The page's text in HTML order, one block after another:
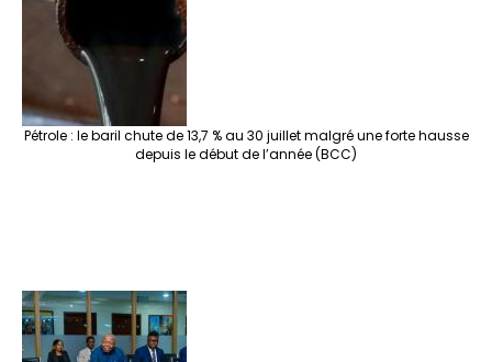
Pétrole : le baril chute de 13,7 % au 30 juillet malgré une forte hausse
depuis le début de l’année (BCC)